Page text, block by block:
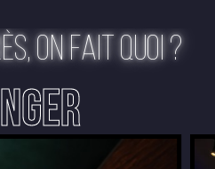
ON FAIT QUOI ?